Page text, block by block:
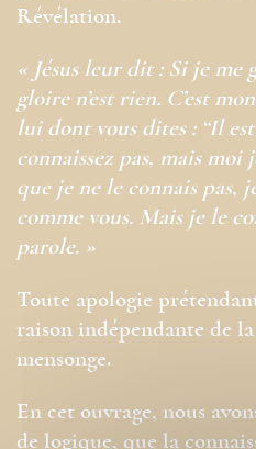
Révélation.
« Jésus leur dit : Si je
gloire n’est rien. C’est
lui dont vous dites : “Il
connaissez pas, mais moi
que je ne le connais pas,
comme vous. Mais je le
parole. »
Toute apologie
raison indépendante de
mensonge.
En cet ouvrage, nous